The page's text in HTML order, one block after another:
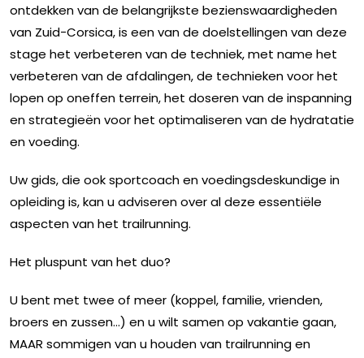
ontdekken van de belangrijkste bezienswaardigheden
van Zuid-Corsica, is een van de doelstellingen van deze
stage het verbeteren van de techniek, met name het
verbeteren van de afdalingen, de technieken voor het
lopen op oneffen terrein, het doseren van de inspanning
en strategieën voor het optimaliseren van de hydratatie
en voeding.
Uw gids, die ook sportcoach en voedingsdeskundige in
opleiding is, kan u adviseren over al deze essentiële
aspecten van het trailrunning.
Het pluspunt van het duo?
U bent met twee of meer (koppel, familie, vrienden,
broers en zussen...) en u wilt samen op vakantie gaan,
MAAR sommigen van u houden van trailrunning en